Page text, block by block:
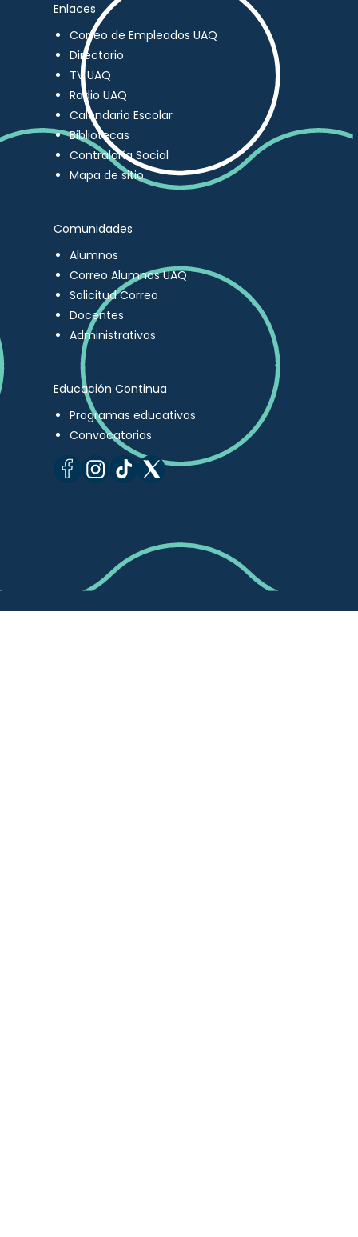
Enlaces
Correo de Empleados UAQ
Directorio
TV UAQ
Radio UAQ
Calendario Escolar
Bibliotecas
Contraloría Social
Mapa de sitio
Comunidades
Alumnos
Correo Alumnos UAQ
Solicitud Correo
Docentes
Administrativos
Educación Continua
Programas educativos
Convocatorias